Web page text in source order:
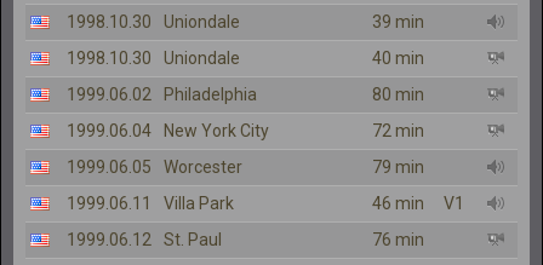
1998.10.30 Uniondale
39 min
1998.10.30
Uniondale
40 min
1999.06.02
Philadelphia
80 min
1999.06.04
New York City
72 min
1999.06.05
Worcester
79 min
1999.06.11
Villa Park 46 min
V1
1999.06.12
St. Paul
76 min